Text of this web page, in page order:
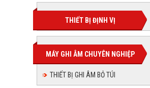
THIẾT BỊ ĐỊNH VỊ
MÁY GHI ÂM CHUYÊN NGHIỆP
THIẾT BỊ GHI ÂM BỎ TÚI